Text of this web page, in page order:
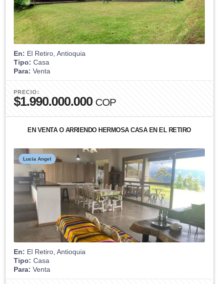
En: El Retiro, Antioquia
Tipo: Casa
Para: Venta
PRECIO:
$1.990.000.000 COP
EN VENTA O ARRIENDO HERMOSA CASA EN EL RETIRO
Lucia Angel
En: El Retiro, Antioquia
Tipo: Casa
Para: Venta